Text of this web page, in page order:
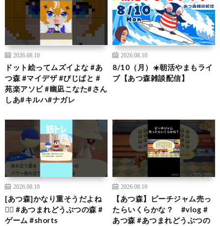
2026.08.10
ドット絵ってムズイよな #あ
つ森 #マイデザ #びじぱと #
苑楽アソビ #幽凪こなた#さん
しあ#キルハ#ナガレ
2026.08.10
8/10（月）☀️朝活やまもライ
ブ【あつ森雑談配信】
2026.08.10
[あつ森]かなり重そうだよね
🏋🏻 #あつまれどうぶつの森 #
ゲーム #shorts
2026.08.10
【あつ森】ピーチジャム売っ
たらいくらかな？ #vlog #
あつ森 #あつまれどうぶつの